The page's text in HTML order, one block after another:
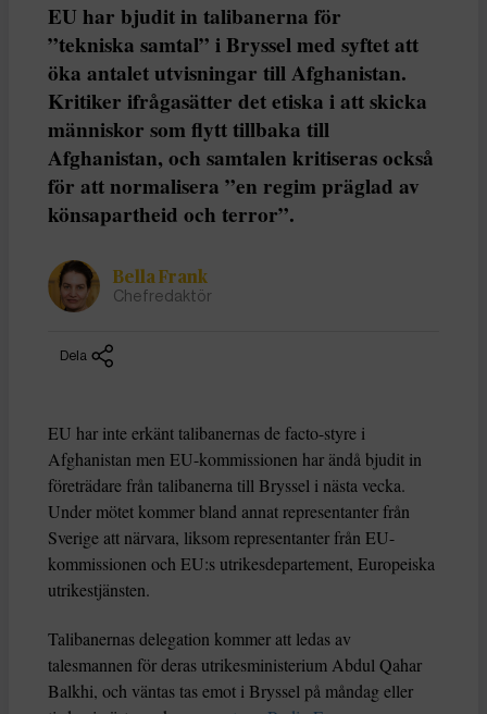
EU har bjudit in talibanerna för
”tekniska samtal” i Bryssel med syftet att
öka antalet utvisningar till Afghanistan.
Kritiker ifrågasätter det etiska i att skicka
människor som flytt tillbaka till
Afghanistan, och samtalen kritiseras också
för att normalisera ”en regim präglad av
könsapartheid och terror”.
Bella Frank
Chefredaktör
Dela
EU har inte erkänt talibanernas de facto-styre i
Afghanistan men EU-kommissionen har ändå bjudit in
företrädare från talibanerna till Bryssel i nästa vecka.
Under mötet kommer bland annat representanter från
Sverige att närvara, liksom representanter från EU-
kommissionen och EU:s utrikesdepartement, Europeiska
utrikestjänsten.
Talibanernas delegation kommer att ledas av
talesmannen för deras utrikesministerium Abdul Qahar
Balkhi, och väntas tas emot i Bryssel på måndag eller